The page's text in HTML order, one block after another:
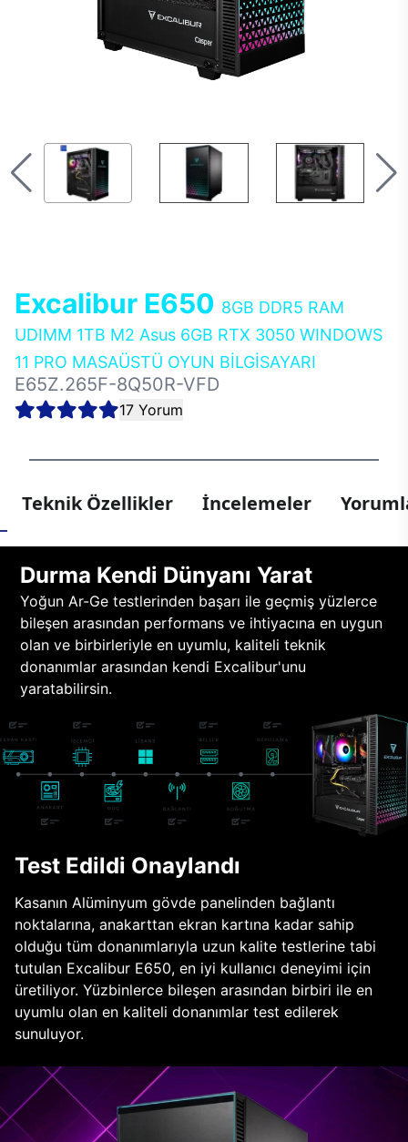
Excalibur E650 8GB DDR5 RAM
UDIMM 1TB M2 Asus 6GB RTX 3050 WINDOWS
11 PRO MASAÜSTÜ OYUN BİLGİSAYARI
E65Z.265F-8Q50R-VFD
17 Yorum
Teknik Özellikler İncelemeler
Durma Kendi Dünyanı Yarat
Yoğun Ar-Ge testlerinden başarı ile geçmiş yüzlerce
bileşen arasından performans ve ihtiyacına en uygun
olan ve birbirleriyle en uyumlu, kaliteli teknik
donanımlar arasından kendi Excalibur'unu
yaratabilirsin.
Test Edildi Onaylandı
Kasanın Alüminyum gövde panelinden bağlantı
noktalarına, anakarttan ekran kartına kadar sahip
olduğu tüm donanımlarıyla uzun kalite testlerine tabi
tutulan Excalibur E650, en iyi kullanıcı deneyimi için
üretiliyor. Yüzbinlerce bileşen arasından birbiri ile en
uyumlu olan en kaliteli donanımlar test edilerek
sunuluyor.